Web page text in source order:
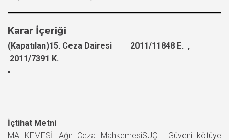
Karar İçeriği
(Kapatılan)15. Ceza Dairesi 2011/11848 E. ,
2011/7391 K.
İçtihat Metni
MAHKEMESİ :Ağır Ceza MahkemesiSUÇ : Güveni kötüye